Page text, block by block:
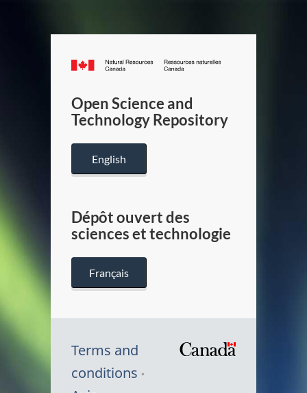
Canada.ca
/
Canada
Open Science and
Technology Repository
English
Dépôt ouvert des
sciences et technologie
Français
Terms and
conditions